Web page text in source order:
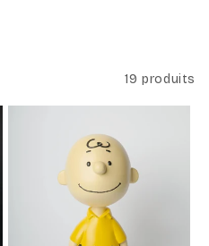
19 produits